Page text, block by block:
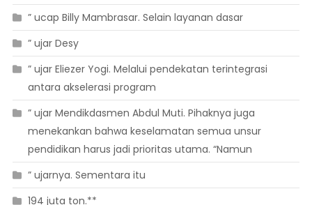
” ucap Billy Mambrasar. Selain layanan dasar
” ujar Desy
” ujar Eliezer Yogi. Melalui pendekatan terintegrasi
antara akselerasi program
” ujar Mendikdasmen Abdul Muti. Pihaknya juga
menekankan bahwa keselamatan semua unsur
pendidikan harus jadi prioritas utama. “Namun
” ujarnya. Sementara itu
194 juta ton.**